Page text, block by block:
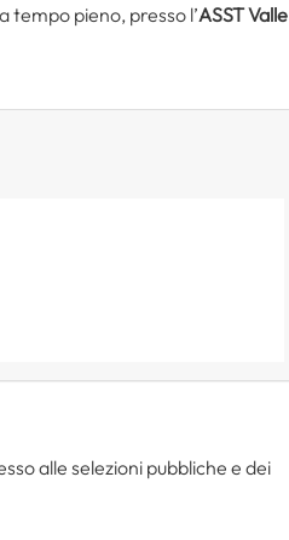
tempo pieno, presso l’ASST Valle
alle selezioni pubbliche e dei